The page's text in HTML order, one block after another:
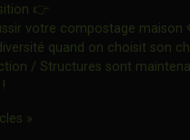
👉Ce lien s'ouvrira dans
votre compostage maison
quand on choisit son
/ Structures sont
Ce lien s'ouvrira dans une
»Ce lien s'ouvrira dans une